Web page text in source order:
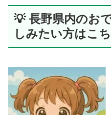
💡 長野県内のお
しみたい方はこ